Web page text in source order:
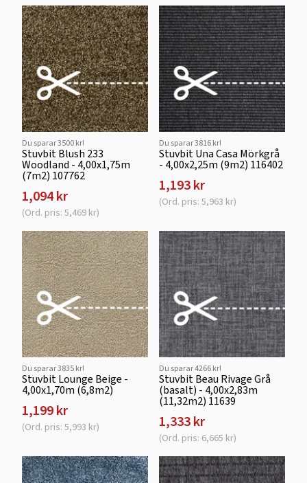
Du sparar 3500 kr!
Stuvbit Blush 233
Woodland - 4,00x1,75m
(7m2) 107762
1,094 kr
(Ord. pris: 5,469 kr)
Du sparar 3816 kr!
Stuvbit Una Casa Mörkgrå
- 4,00x2,25m (9m2) 116402
1,193 kr
(Ord. pris: 5,963 kr)
Du sparar 3835 kr!
Stuvbit Lounge Beige -
4,00x1,70m (6,8m2)
1,199 kr
(Ord. pris: 5,993 kr)
Du sparar 4266 kr!
Stuvbit Beau Rivage Grå
(basalt) - 4,00x2,83m
(11,32m2) 11639
1,333 kr
(Ord. pris: 6,665 kr)